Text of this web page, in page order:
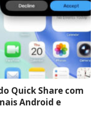
Quick Share com
Android e